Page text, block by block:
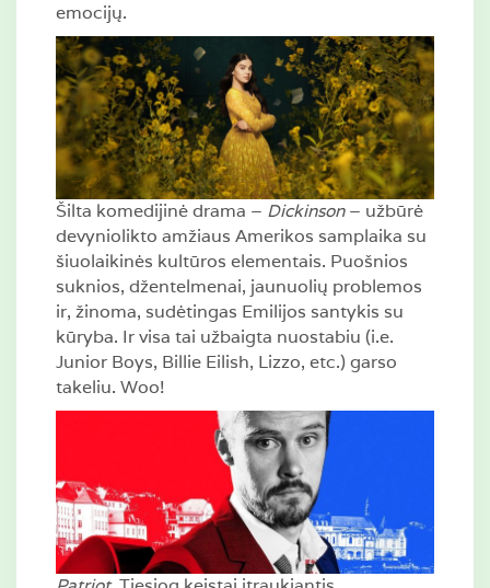
emocijų.
Šilta komedijinė drama – Dickinson– užbūrė
devyniolikto amžiaus Amerikos samplaika su
šiuolaikinės kultūros elementais. Puošnios
suknios, džentelmenai, jaunuolių problemos
ir, žinoma, sudėtingas Emilijos santykis su
kūryba. Ir visa tai užbaigta nuostabiu (i.e.
Junior Boys, Billie Eilish, Lizzo, etc.) garso
takeliu. Woo!